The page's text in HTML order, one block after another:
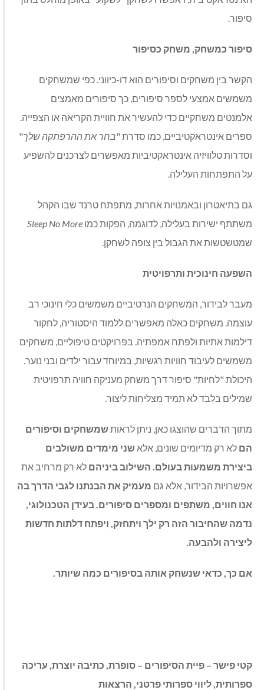
סיפור.
סיפור כמשחק, משחק כסיפור
הקשר בין משחקים וסיפורים הוא דו-כיווני. כפי שמשחקים
משמשים אמצעי לספר סיפורים, כך סיפורים מאמצים
אלמנטים משחקיים כדי להעשיר את חוויית הקריאה או הצפייה.
ספרים אינטראקטיביים, כמו סדרת "בחר את ההרפתקה שלך"
וסדרות טלוויזיה אינטראקטיביות מאפשרים לצרכנים להשפיע
על התפתחות העלילה.
גם בתיאטרון ובאמנויות אחרות, מתפתח טרנד שבו הקהל
משתתף ישירות בעלילה, לדוגמה, הפקות כמו Sleep No More
שמטשטשות את הגבול בין צופה לשחקן.
השפעה חינוכית ותרפויטית
מעבר לבידור, המשחקים הנרטיביים משמשים כלי חינוכי רב
עוצמה. משחקים כאלה מאפשרים ללמוד היסטוריה, לחקור
דילמות אתיות ולפתח אמפתיה. בפרויקטים טיפוליים, משחקים
משמשים לעיבוד חוויות רגשיות, במיוחד עבור ילדים ובני נוער.
היכולת "לחיות" סיפור דרך משחק מעניקה חוויה תרפויטית
שמילים בלבד לא תמיד מצליחות ליצור.
מתוך הדברים שהוצגו כאן, ניתן לראותשמשחקים וסיפורים
הם לא רק מדיומים שונים, אלאשני מימדים משולבים
ביצירת משמעות בעולם. השילוב ביניהם לא רק מרחיב את
אפשרויות הבידור, אלא גם מעמיק את הבנתנו לגבי הדרך בה
אנו חווים, משתפים ומספרים סיפורים. בעידן הטכנולוגי,
נדמה שהחיבור הזה רק ילך ויתחזק, ויפתח דלתות חדשות
ליצירה ולהבעה.
אם כך, כדאי שנשחק אותה בסיפורים כמה שיותר.
קטי פישר – פיית הסיפורים – סופרת, כתיבה יוצרת, עריכה
ספרותית, ליווי ספרותי פרטני, הרצאות